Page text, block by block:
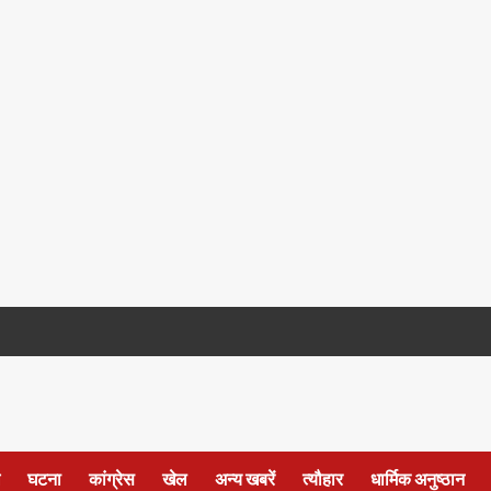
घटना कांग्रेस खेल अन्य खबरें त्यौहार धार्मिक अनुष्ठान